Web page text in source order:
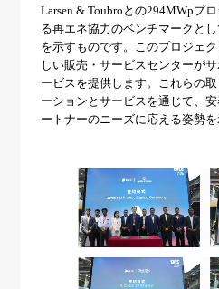
Larsen & Toubroとの294MWpプ
る再エネ協力のベンチマークと
を示すものです。このプロジェ
しい販売・サービスセンターが
ービスを提供します。これらの
ーションとサービスを通じて、
ートナーのニーズに応える姿勢を